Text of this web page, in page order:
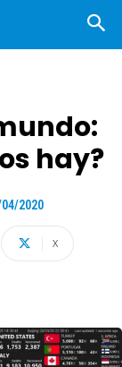
hay?
2020
X